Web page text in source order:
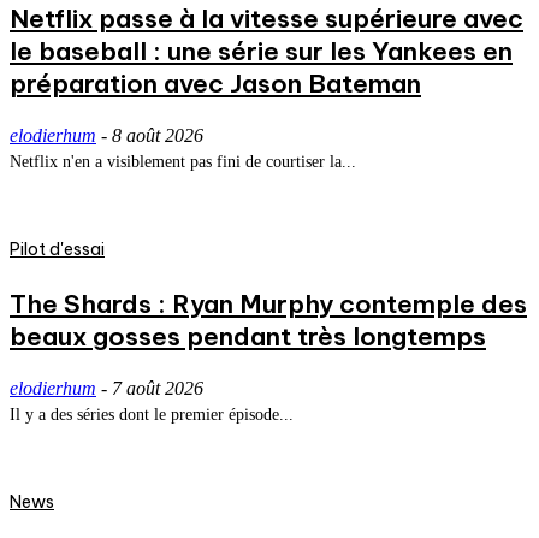
Netflix passe à la vitesse supérieure avec
le baseball : une série sur les Yankees en
préparation avec Jason Bateman
elodierhum - 8 août 2026
Netflix n'en a visiblement pas fini de courtiser la...
Pilot d'essai
The Shards : Ryan Murphy contemple des
beaux gosses pendant très longtemps
elodierhum - 7 août 2026
Il y a des séries dont le premier épisode...
News